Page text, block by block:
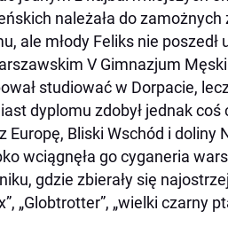
należała do
ale młody Feliks nie poszedł
V Gimnazjum
studiować w Dorpacie,
dyplomu zdobył jednak
Europę, Bliski Wschód i doliny
wciągnęła go cyganeria
gdzie zbierały się
„Globtrotter”, „wielki czarny